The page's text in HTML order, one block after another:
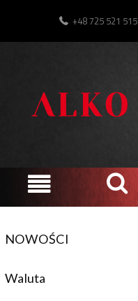
+48 725 521 515
NOWOŚCI
Waluta